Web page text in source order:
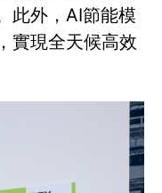
此外，AI節能模
實現全天候高效